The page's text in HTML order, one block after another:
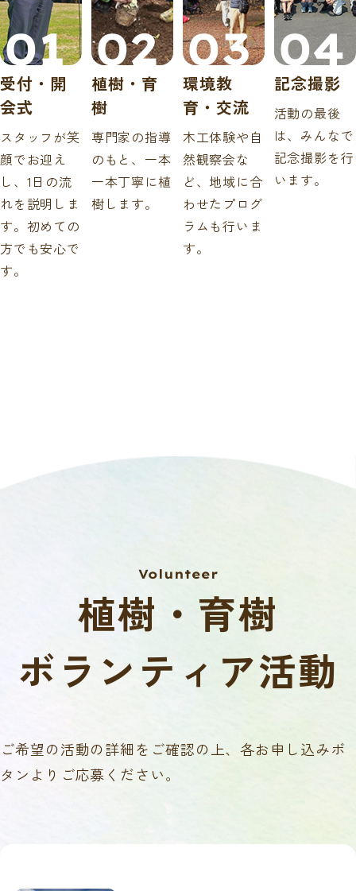
01
受付・開
会式
スタッフが笑
顔でお迎え
し、1日の流
れを説明しま
す。初めての
方でも安心で
す。
02
植樹・育
樹
専門家の指導
のもと、一本
一本丁寧に植
樹します。
03
環境教
育・交流
木工体験や自
然観察会な
ど、地域に合
わせたプログ
ラムも行いま
す。
04
記念撮影
活動の最後
は、みんなで
記念撮影を行
います。
Volunteer
植樹・育樹
ボランティア活動
ご希望の活動の詳細をご確認の上、各お申し込みボ
タンよりご応募ください。